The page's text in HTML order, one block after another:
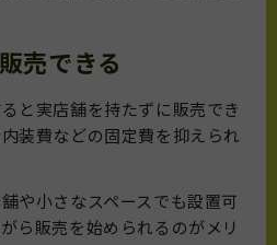
売できる
と実店舗を持たずに販売でき
装費などの固定費を抑えられ
や小さなスペースでも設置可
ら販売を始められるのがメリ